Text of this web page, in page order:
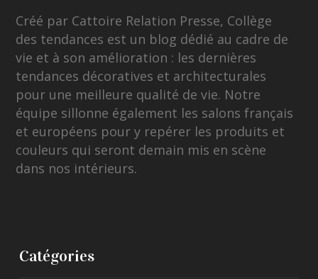
Créé par Cattoire Relation Presse, Collège
des tendances est un blog dédié au cadre de
vie et à son amélioration : les dernières
tendances décoratives et architecturales
pour une meilleure qualité de vie. Notre
équipe sillonne également les salons français
et européens pour y repérer les produits et
couleurs qui seront demain mis en scène
dans nos intérieurs.
Catégories